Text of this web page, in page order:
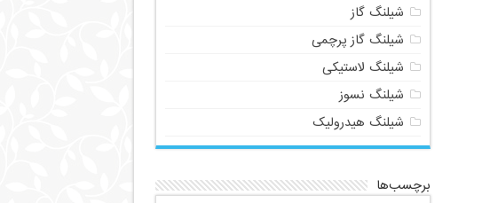
شیلنگ گاز
شیلنگ گاز پرچمی
شیلنگ لاستیکی
شیلنگ نسوز
شیلنگ هیدرولیک
برچسب‌ها